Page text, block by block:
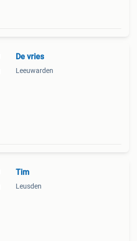
De vries
Leeuwarden
Tim
Leusden